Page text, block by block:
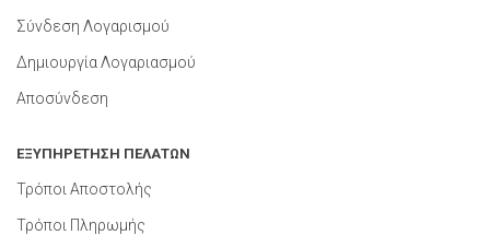
Σύνδεση Λογαρισμού
Δημιουργία Λογαριασμού
Αποσύνδεση
ΕΞΥΠΗΡΕΤΗΣΗ ΠΕΛΑΤΩΝ
Τρόποι Αποστολής
Τρόποι Πληρωμής